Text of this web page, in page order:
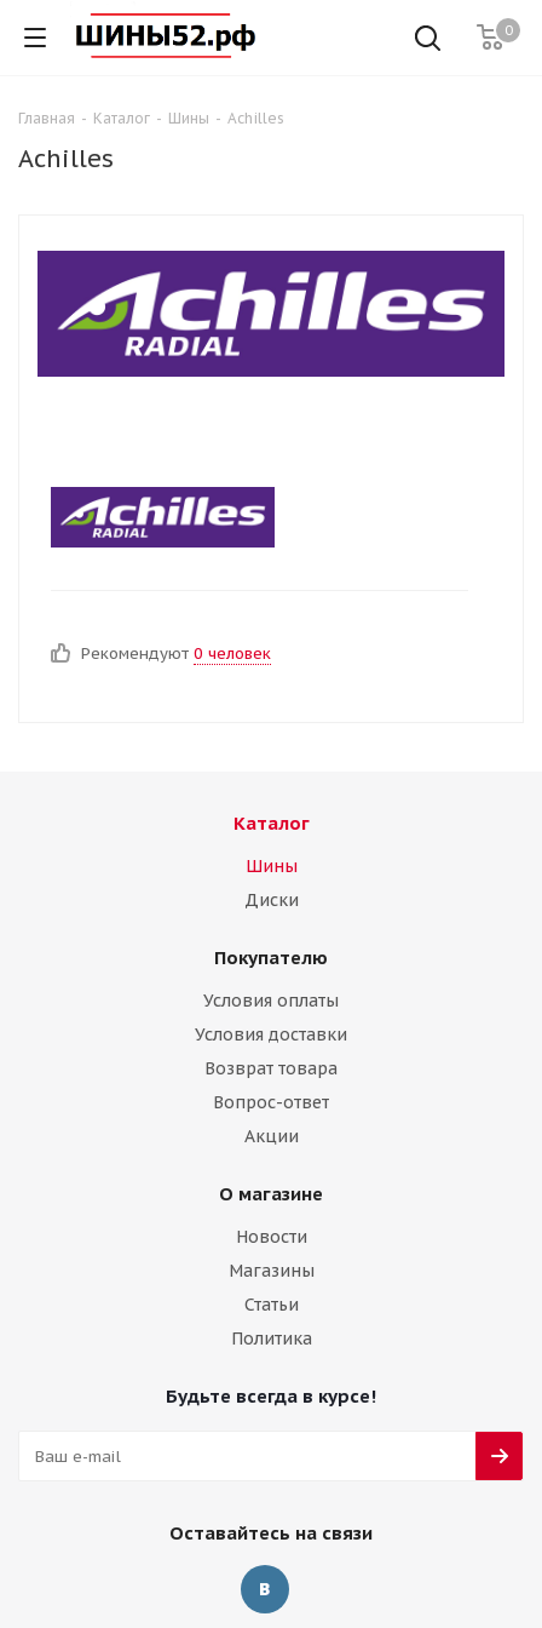
0
Главная - Каталог - Шины - Achilles
Achilles
Рекомендуют 0 человек
Каталог
Шины
Диски
Покупателю
Условия оплаты
Условия доставки
Возврат товара
Вопрос-ответ
Акции
О магазине
Новости
Магазины
Статьи
Политика
Будьте всегда в курсе!
Оставайтесь на связи